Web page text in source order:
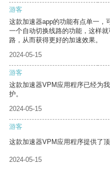
游客
这款加速器app的功能有点单一，
一个自动切换线路的功能，这样
路，从而获得更好的加速效果。
2024-05-15
游客
这款加速器VPM应用程序已经为
护。
2024-05-15
游客
这款加速器VPM应用程序提供了
2024-05-15